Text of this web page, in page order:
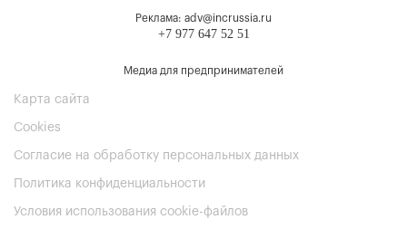
Реклама: adv@incrussia.ru
+7 977 647 52 51
Медиа для предпринимателей
Карта сайта
Cookies
Согласие на обработку персональных данных
Политика конфиденциальности
Условия использования cookie-файлов